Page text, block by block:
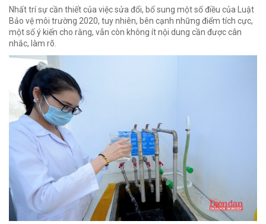
Nhất trí sự cần thiết của việc sửa đổi, bổ sung một số điều của Luật
Bảo vệ môi trường 2020, tuy nhiên, bên cạnh những điểm tích cực,
một số ý kiến cho rằng, vẫn còn không ít nội dung cần được cân
nhắc, làm rõ.